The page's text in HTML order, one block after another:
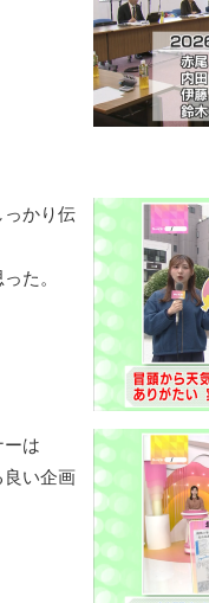
っかり伝
た。
ーは
良い企画